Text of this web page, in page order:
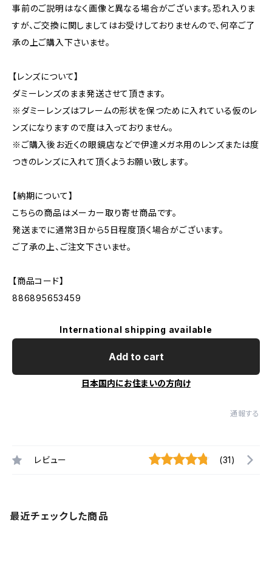
事前のご説明はなく画像と異なる場合がございます。恐れ入りま
すが、ご交換に関しましてはお受けしておりませんので、何卒ご了
承の上ご購入下さいませ。
【レンズについて】
ダミーレンズのまま発送させて頂きます。
※ダミーレンズはフレームの形状を保つために入れている仮のレ
ンズになりますので度は入っておりません。
※ご購入後お近くの眼鏡店などで伊達メガネ用のレンズまたは度
つきのレンズに入れて頂くようお願い致します。
【納期について】
こちらの商品はメーカー取り寄せ商品です。
発送までに通常3日から5日程度頂く場合がございます。
ご了承の上、ご注文下さいませ。
【商品コード】
886895653459
International shipping available
Add to cart
日本国内にお住まいの方向け
通報する
レビュー (31)
最近チェックした商品